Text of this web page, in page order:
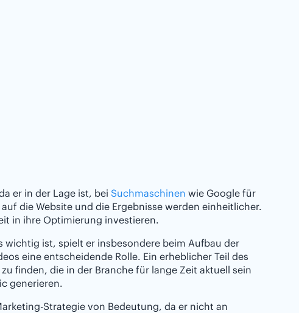
er in der Lage ist, bei Suchmaschinen wie Google für
die Website und die Ergebnisse werden einheitlicher.
in ihre Optimierung investieren.
wichtig ist, spielt er insbesondere beim Aufbau der
eine entscheidende Rolle. Ein erheblicher Teil des
finden, die in der Branche für lange Zeit aktuell sein
generieren.
Strategie von Bedeutung, da er nicht an